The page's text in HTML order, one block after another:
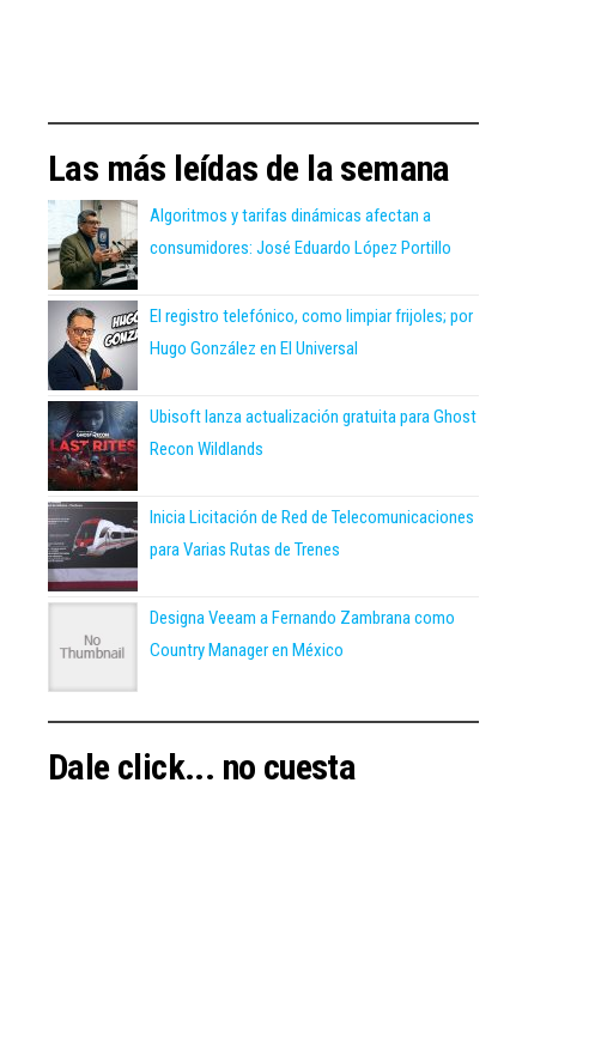
Las más leídas de la semana
Algoritmos y tarifas dinámicas afectan a
consumidores: José Eduardo López Portillo
El registro telefónico, como limpiar frijoles; por
Hugo González en El Universal
Ubisoft lanza actualización gratuita para Ghost
Recon Wildlands
Inicia Licitación de Red de Telecomunicaciones
para Varias Rutas de Trenes
Designa Veeam a Fernando Zambrana como
Country Manager en México
Dale click... no cuesta